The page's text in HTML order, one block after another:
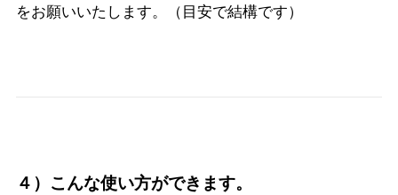
をお願いいたします。（目安で結構です）
４）こんな使い方ができます。